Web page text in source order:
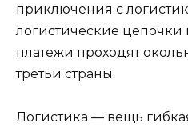
приключения с
логистические
платежи проходят
третьи страны.
Логистика — вещь